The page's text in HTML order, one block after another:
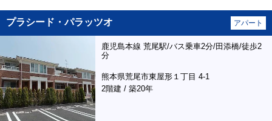
プラシード・パラッツオ アパート
鹿児島本線 荒尾駅/バス乗車2分/田添橋/徒歩2
分
熊本県荒尾市東屋形１丁目 4-1
2階建 / 築20年